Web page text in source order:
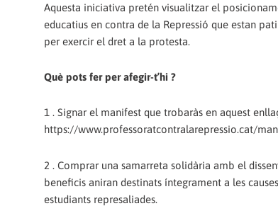
Aquesta iniciativa pretén visualitzar el
educatius en contra de la Repressió que estan
per exercir el dret a la protesta.
Què pots fer per afegir-t’hi ?
1 . Signar el manifest que trobaràs en aquest
https://www.professoratcontralarepressio.cat/
2 . Comprar una samarreta solidària amb el
beneficis aniran destinats íntegrament a les
estudiants represaliades.